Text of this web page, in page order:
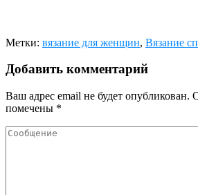
Метки: вязание для женщин, Вязание
Добавить комментарий
Ваш адрес email не будет опубликован.
помечены *